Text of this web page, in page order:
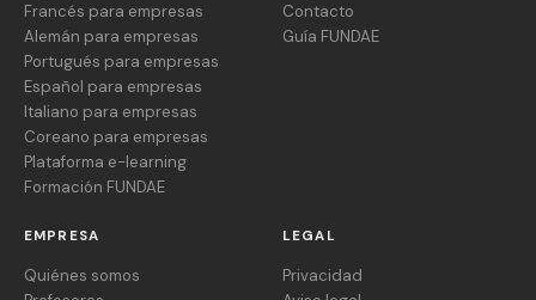
Francés para empresas
Alemán para empresas
Portugués para empresas
Español para empresas
Italiano para empresas
Coreano para empresas
Plataforma e-learning
Formación FUNDAE
Contacto
Guía FUNDAE
EMPRESA
Quiénes somos
LEGAL
Privacidad